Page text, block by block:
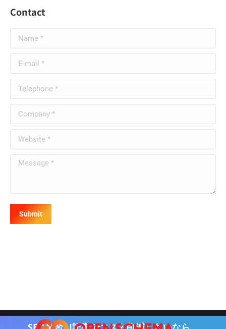
Contact
Name *
E-mail *
Telephone *
Company *
Website *
Message *
Submit